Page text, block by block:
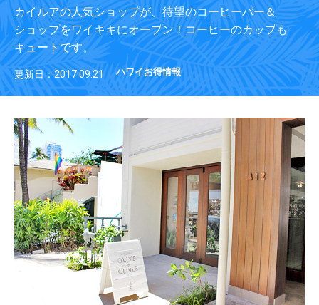
カイルアの人気ショップが、待望のコーヒーバー＆
ショップをワイキキにオープン！コーヒーのカップも
キュートです。
更新日：2017.09.21 ハワイお得情報